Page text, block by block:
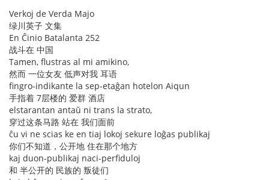
Verkoj de Verda Majo
绿川英子 文集
En Ĉinio Batalanta 252
战斗在 中国
Tamen, flustras al mi amikino,
然而 一位女友 低声对我 耳语
fingro-indikante la sep-etaĝan hotelon Aiqun
手指着 7层楼的 爱群 酒店
elstarantan antaŭ ni trans la strato,
穿过这条马路 站在 我们面前
ĉu vi ne scias ke en tiaj lokoj sekure loĝas publikaj
你们不知道，公开地 住在那个地方
kaj duon-publikaj naci-perfiduloj
和 半公开的 民族的 叛徒们